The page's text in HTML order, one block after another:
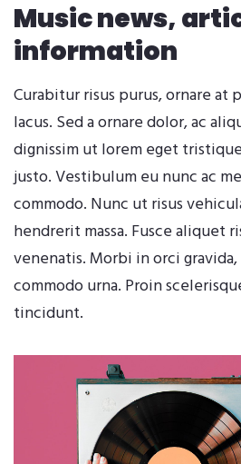
Music news,
information
Curabitur risus purus, ornare at
lacus. Sed a ornare dolor, ac
dignissim ut lorem eget
justo. Vestibulum eu nunc ac
commodo. Nunc ut risus
hendrerit massa. Fusce aliquet
venenatis. Morbi in orci
commodo urna. Proin
tincidunt.